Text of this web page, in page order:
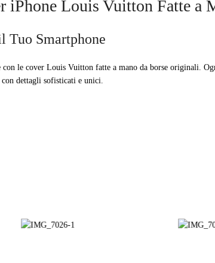
Louis Vuitton Fatte a
Tuo Smartphone
le cover Louis Vuitton fatte a mano da borse originali.
dettagli sofisticati e unici.